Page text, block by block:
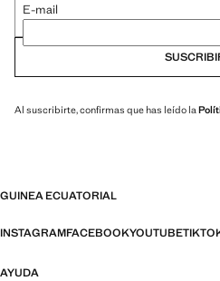
E-mail
Al suscribirte, confirmas que has leído la
GUINEA ECUATORIAL
INSTAGRAMFACEBOOKYOUTUBE
AYUDA